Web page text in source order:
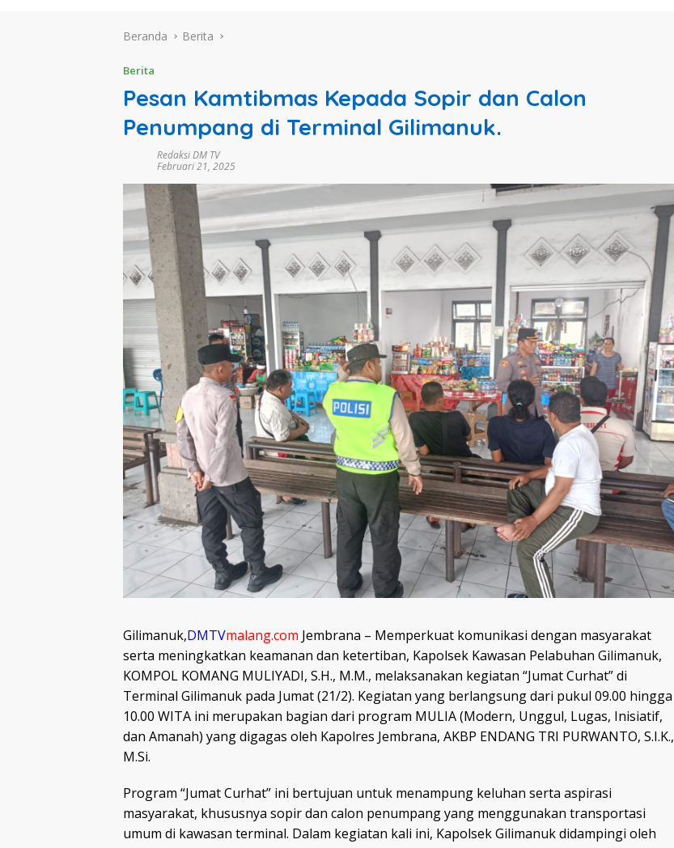
Beranda Berita
Berita
Pesan Kamtibmas Kepada Sopir dan Calon
Penumpang di Terminal Gilimanuk.
Redaksi DM TV
Februari 21, 2025
Gilimanuk,DMTVmalang.com Jembrana – Memperkuat komunikasi dengan masyarakat
serta meningkatkan keamanan dan ketertiban, Kapolsek Kawasan Pelabuhan Gilimanuk,
KOMPOL KOMANG MULIYADI, S.H., M.M., melaksanakan kegiatan “Jumat Curhat” di
Terminal Gilimanuk pada Jumat (21/2). Kegiatan yang berlangsung dari pukul 09.00 hingga
10.00 WITA ini merupakan bagian dari program MULIA (Modern, Unggul, Lugas, Inisiatif,
dan Amanah) yang digagas oleh Kapolres Jembrana, AKBP ENDANG TRI PURWANTO, S.I.K.,
M.Si.
Program “Jumat Curhat” ini bertujuan untuk menampung keluhan serta aspirasi
masyarakat, khususnya sopir dan calon penumpang yang menggunakan transportasi
umum di kawasan terminal. Dalam kegiatan kali ini, Kapolsek Gilimanuk didampingi oleh